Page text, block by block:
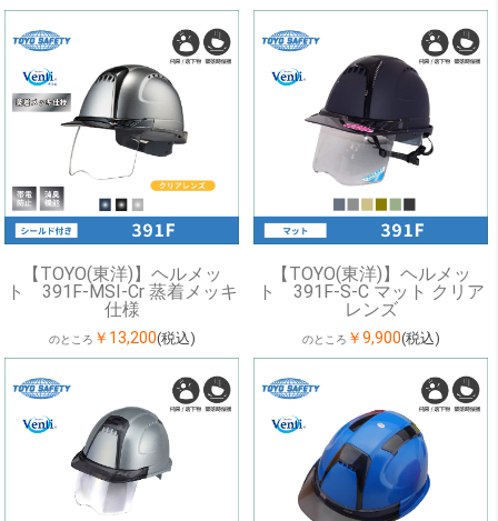
【TOYO(東洋)】ヘルメッ
ト 391F-MSI-Cr 蒸着メッキ
仕様
のところ ￥13,200(税込)
【TOYO(東洋)】ヘルメッ
ト 391F-S-C マット クリア
レンズ
のところ ￥9,900(税込)